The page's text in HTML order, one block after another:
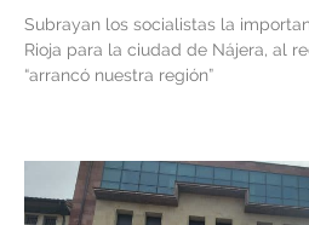
Subrayan los socialistas la
Rioja para la ciudad de Nájera, al
“arrancó nuestra región”